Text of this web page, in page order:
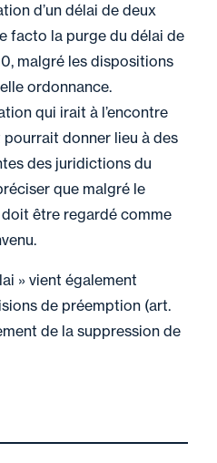
d’un délai de deux
facto la purge du délai de
malgré les dispositions
ordonnance.
qui irait à l’encontre
donner lieu à des
des juridictions du
que malgré le
doit être regardé comme
» vient également
de préemption (art.
de la suppression de